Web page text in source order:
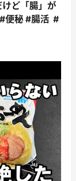
けど「腸」が
便秘 #腸活 #